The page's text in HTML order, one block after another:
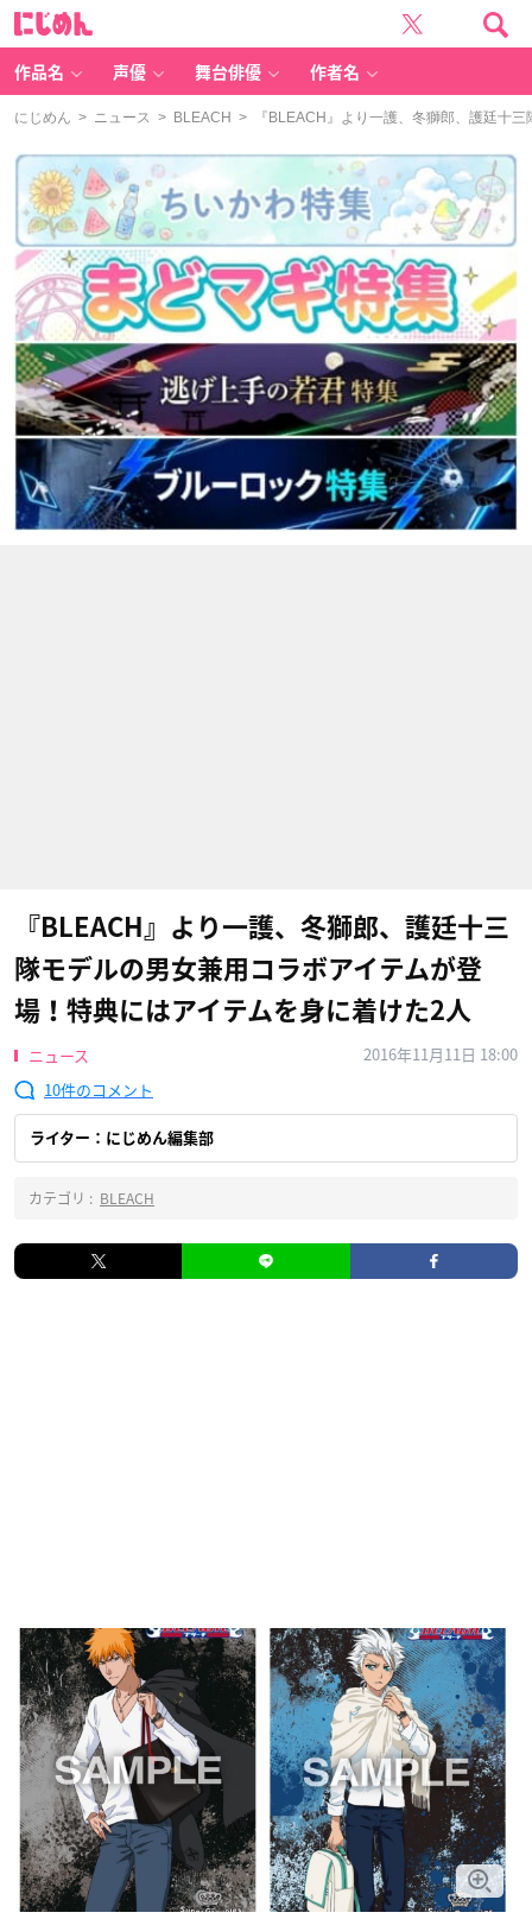
作品名 声優 舞台俳優 作者名
にじめん > ニュース > BLEACH > 『BLEACH』より一護、冬獅郎、護廷十
『BLEACH』より一護、冬獅郎、護廷十三
隊モデルの男女兼用コラボアイテムが登
場！特典にはアイテムを身に着けた2人
ニュース
2016年11月11日 18:00
10
ライター：にじめん編集部
カテゴリ : BLEACH